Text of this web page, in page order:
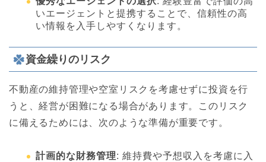
いエージェントと提携することで、信頼性の高
い情報を入手しやすくなります。
資金繰りのリスク
不動産の維持管理や空室リスクを考慮せずに投資を行
うと、経営が困難になる場合があります。このリスク
に備えるためには、次のような準備が重要です。
計画的な財務管理: 維持費や予想収入を考慮に入